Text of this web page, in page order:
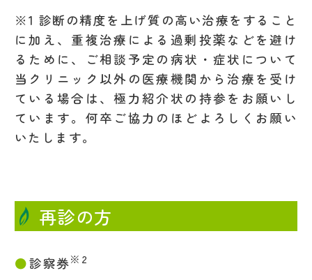
※1 診断の精度を上げ質の高い治療をすること
に加え、重複治療による過剰投薬などを避け
るために、ご相談予定の病状・症状について
当クリニック以外の医療機関から治療を受け
ている場合は、極力紹介状の持参をお願いし
ています。何卒ご協力のほどよろしくお願い
いたします。
再診の方
診察券※2